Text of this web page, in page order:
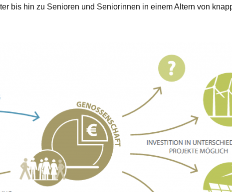
bis hin zu Senioren und Seniorinnen in einem Altern von